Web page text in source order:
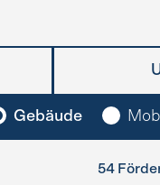
Gebäude
54